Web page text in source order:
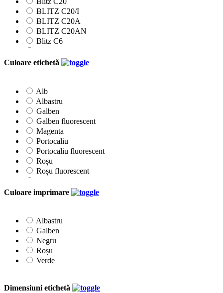
BLITZ C20/I
BLITZ C20A
BLITZ C20AN
Blitz C6
Blitz M6
Etichete 26x16mm
Etichete 26x16Rmm
Klik
Printex
Prix
Tovel
Culoare etichetă
Alb
Albastru
Galben
Galben fluorescent
Magenta
Portocaliu
Portocaliu fluorescent
Roșu
Roșu fluorescent
Verde
Culoare imprimare
Albastru
Galben
Negru
Roșu
Verde
Dimensiuni etichetă